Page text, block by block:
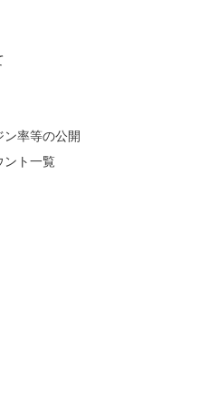
ン率等の公開
ント一覧